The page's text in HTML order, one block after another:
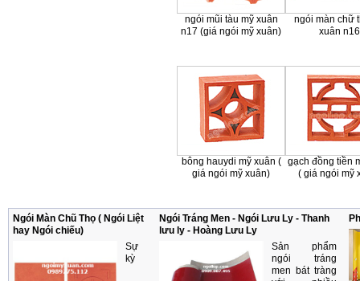
ngói mũi tàu mỹ xuân
n17 (giá ngói mỹ xuân)
ngói màn chữ
xuân n16
bông hauydi mỹ xuân (
giá ngói mỹ xuân)
gạch đồng tiền
( giá ngói mỹ
Ngói Màn Chũ Thọ ( Ngói Liệt
hay Ngói chiếu)
Sự
kỳ
Ngói Tráng Men - Ngói Lưu Ly - Thanh
lưu ly - Hoàng Lưu Ly
Sản phẩm
ngói tráng
men bát tràng